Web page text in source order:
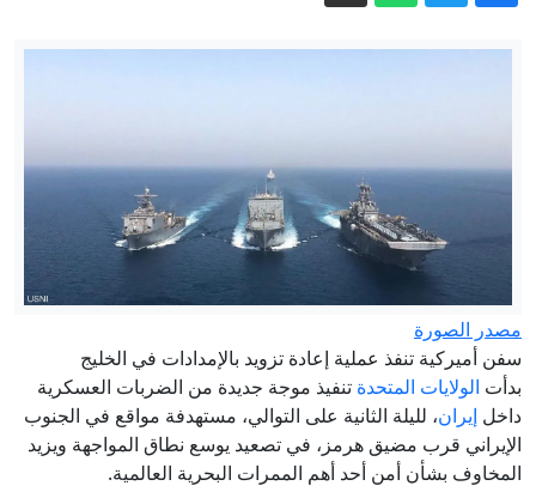
حول الوضع في قطاع دوبروبولسكي في
دونيتسك
رئيس مجلس الأمناء يؤكد دعم شبكة
الإعلام العراقي للمؤسسات الأمنية » وكالة
الانباء العراقية (واع)
إيران.. ترقب لاتفاق بشأن هرمز وانتهاء
جولة مفاوضات روما بين لبنان وإسرائيل
حرب اليمن.. إلى أين يتجه التصعيد بين
الحوثيين والسعودية؟
مصدر الصورة
سفن أميركية تنفذ عملية إعادة تزويد بالإمدادات في الخليج
بدأت الولايات المتحدة تنفيذ موجة جديدة من الضربات العسكرية
داخل إيران، لليلة الثانية على التوالي، مستهدفة مواقع في الجنوب
الإيراني قرب مضيق هرمز، في تصعيد يوسع نطاق المواجهة ويزيد
المخاوف بشأن أمن أحد أهم الممرات البحرية العالمية.